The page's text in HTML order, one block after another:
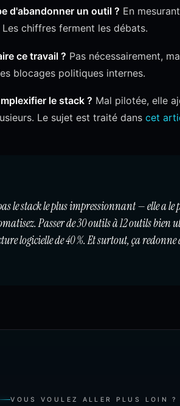
d'abandonner un outil ? En
chiffres ferment les débats.
ce travail ? Pas nécessairement,
blocages politiques internes.
le stack ? Mal pilotée, elle
Le sujet est traité dans cet
le stack le plus impressionnant — elle a le
Passer de 30 outils à 12 outils bien
logicielle de 40 %. Et surtout, ça
VOUS VOULEZ ALLER PLUS LOIN ?